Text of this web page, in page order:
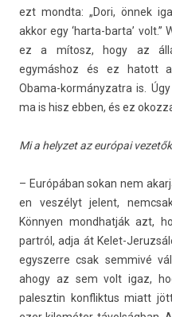
ezt mondta: „Dori, önnek
akkor egy ‘harta-barta’
ez a mítosz, hogy az
egymáshoz és ez hatott
Obama-kormányzatra is.
ma is hisz ebben, és ez
Mi a helyzet az európai
– Európában sokan nem
en veszélyt jelent,
Könnyen mondhat­ják azt,
partról, adja át Kelet-
egys­zerre csak sem­mivé
ahogy az sem volt igaz,
palesztin konflik­tus miatt